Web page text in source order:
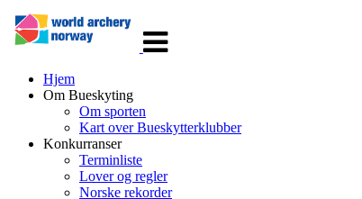
navigasjon
Hjem
Om Bueskyting
Om sporten
Kart over Bueskytterklubber
Konkurranser
Terminliste
Lover og regler
Norske rekorder